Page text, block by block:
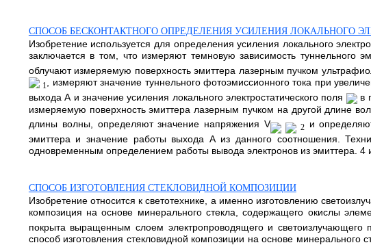
СПОСОБ БЕСКОНТАКТНОГО ОПРЕДЕЛЕНИЯ УСИЛЕНИЯ ЛОКАЛЬНОГО
Изобретение используется для определения усиления локального
заключается в том, что измеряют темновую зависимость
облучают измеряемую поверхность эмиттера лазерным пучком
1 , измеряют значение туннельного фотоэмиссионного тока при
выхода А и значение усиления локального электростатического поля
в
измеряемую поверхность эмиттера лазерным пучком на другой длине
длины волны, определяют значение напряжения V
2и определяют
эмиттера и значение работы выхода А из данного соотношения.
одновременным определением работы вывода электронов из эмиттера. 4
СПОСОБ ИЗГОТОВЛЕНИЯ СТЕКЛОВИДНОЙ КОМПОЗИЦИИ
Изобретение относится к светотехнике, а именно изготовлению
композиция на основе минерального стекла, содержащего окислы
покрыта выращенным слоем электропроводящего и светоизлучающего
способ изготовления стекловидной композиции на основе